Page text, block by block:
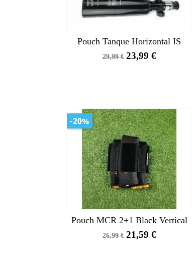
Pouch Tanque Horizontal IS
Precio
29,99 € Precio
23,99 €
Pouch MCR 2+1 Black Vertical
Precio
26,99 € Precio
21,59 €
-20%